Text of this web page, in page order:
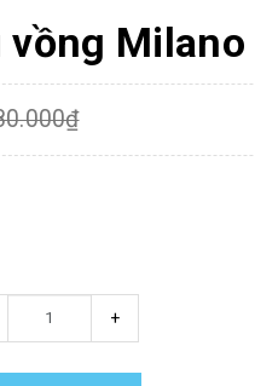
vồng Milano
+